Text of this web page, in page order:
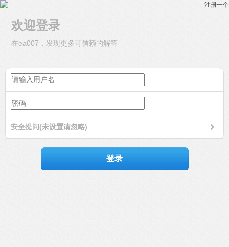
注册一个
欢迎登录
在ea007，发现更多可信赖的解答
安全提问(未设置请忽略)
登录